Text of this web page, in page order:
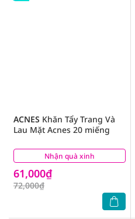
Nhận quà xinh
ACNES Khăn Tẩy Trang Và
Lau Mặt Acnes 20 miếng
61,000₫
72,000₫
(0)